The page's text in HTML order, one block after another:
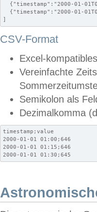
{"timestamp":"2000-01-
{"timestamp":"2000-01-
]
CSV-Format
Excel-
Vereinfachte
Semikolon als
Dezimalkomma
timestamp;value
2000-01-01 01:00;646
2000-01-01 01:15;646
2000-01-01 01:30;645